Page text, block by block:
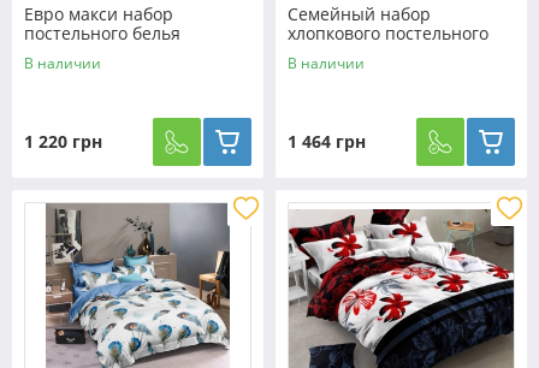
Евро макси набор
постельного белья
200*220 из Ранфорса
№3R108 Черешенка™
В наличии
1 220 грн
Семейный набор
хлопкового постельного
белья из Ранфорса №89418
Черешенка™
В наличии
1 464 грн